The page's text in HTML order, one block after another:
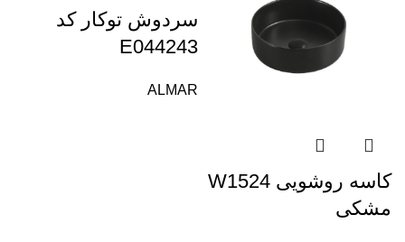
کاسه روشویی W1524
مشکی
سردوش توکار کد
E044243
ALMAR